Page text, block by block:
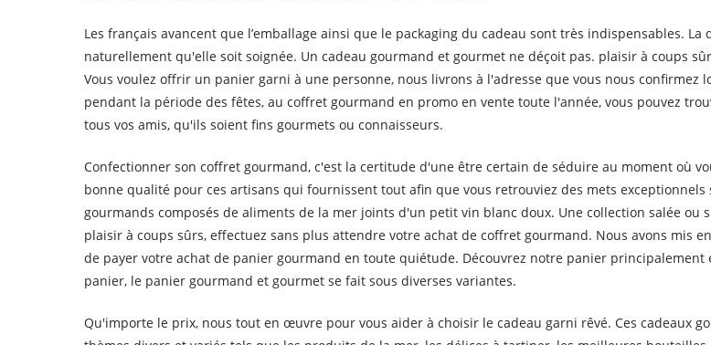
Les français avancent que l’emballage ainsi que le packaging du cadeau sont très indispensables.
naturellement qu'elle soit soignée. Un cadeau gourmand et gourmet ne déçoit pas. plaisir à coups
Vous voulez offrir un panier garni à une personne, nous livrons à l'adresse que vous nous
pendant la période des fêtes, au coffret gourmand en promo en vente toute l'année, vous pouvez
tous vos amis, qu'ils soient fins gourmets ou connaisseurs.
Confectionner son coffret gourmand, c'est la certitude d'une être certain de séduire au moment où
bonne qualité pour ces artisans qui fournissent tout afin que vous retrouviez des mets
gourmands composés de aliments de la mer joints d'un petit vin blanc doux. Une collection salée
plaisir à coups sûrs, effectuez sans plus attendre votre achat de coffret gourmand. Nous avons mis
de payer votre achat de panier gourmand en toute quiétude. Découvrez notre panier
panier, le panier gourmand et gourmet se fait sous diverses variantes.
Qu'importe le prix, nous tout en œuvre pour vous aider à choisir le cadeau garni rêvé. Ces cadeaux